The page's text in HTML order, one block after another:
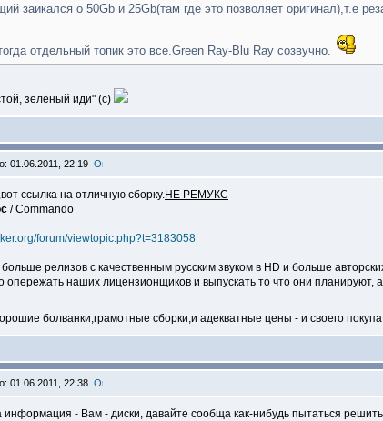
заикался о 50Gb и 25Gb(там где это позволяет оригинал),т.е
отдельный топик это все.Green Ray-Blu Ray созвучно.
зелёный иди" (с)
01.06.2011, 22:19
ссылка на отличную сборку.НЕ РЕМУКС
/ Commando
forum/viewtopic.php?t=3183058
релизов с качественным русским звуком в HD и больше
наших лицензионщиков и выпускать то что они планируют,
болванки,грамотные сборки,и адекватные цены - и своего
01.06.2011, 22:38
информация - Вам - диски, давайте сообща как-нибудь пытаться решить